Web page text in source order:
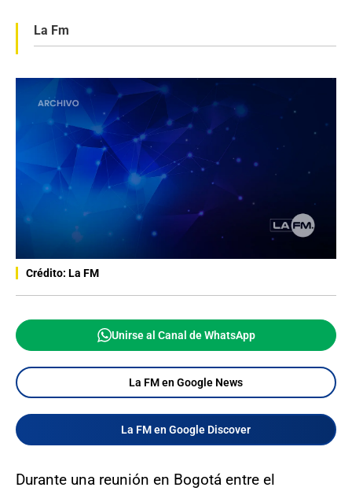
La Fm
Crédito: La FM
Unirse al Canal de WhatsApp
La FM en Google News
La FM en Google Discover
Durante una reunión en Bogotá entre el